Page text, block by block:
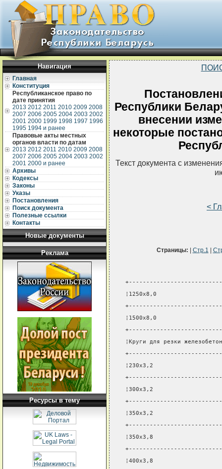
Навигация
Главная
Конституция
Республиканское право по
дате принятия
2013 2012 2011 2010 2009 2008
2007 2006 2005 2004 2003 2002
2001 2000 1999 1998 1997 1996
1995 1994 и ранее
Правовые акты местных
органов власти по датам
2013 2012 2011 2010 2009 2008
2007 2006 2005 2004 2003 2002
2001 2000 и ранее
Архивы
Кодексы
Законы
Указы
Постановления
Поиск документа
Полезные ссылки
Контакты
Новые документы
Реклама
Ресурсы в тему
Республики
внесении
некоторые
Текст документа с
<
Страницы: Стр.1
¦1250x8,0
¦1500x8,0
¦Круги для резки
¦230x3,2
¦300x3,2
¦350x3,2
¦350x3,8
¦400x3,8